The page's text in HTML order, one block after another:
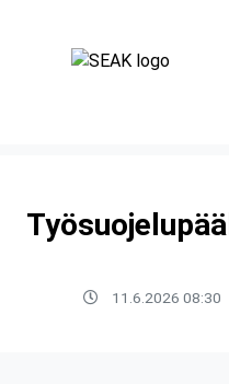
11.6.2026 08:30